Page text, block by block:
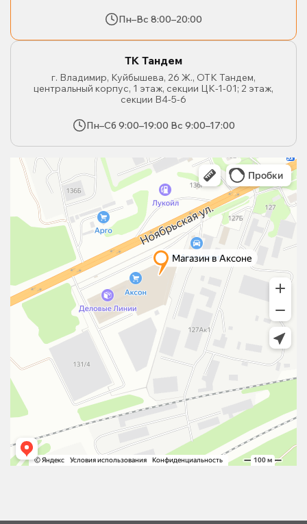
Пн–Вс 8:00–20:00
ТК Тандем
г. Владимир, Куйбышева, 26 Ж., ОТК Тандем,
центральный корпус, 1 этаж, секции ЦК-1-01; 2 этаж,
секции В4-5-6
Пн–Сб 9:00–19:00 Вс 9:00–17:00